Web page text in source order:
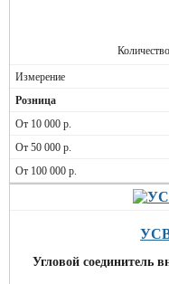
Угловой соединитель